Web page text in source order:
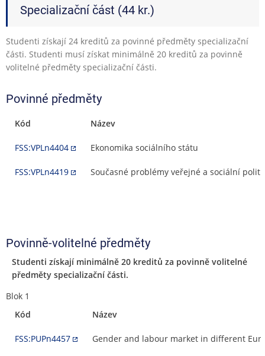
Specializační část (44 kr.)
Studenti získají 24 kreditů za povinné předměty specializační
části. Studenti musí získat minimálně 20 kreditů za povinně
volitelné předměty specializační části.
Povinné předměty
Kód Název
FSS:VPLn4404 Ekonomika sociálního státu
FSS:VPLn4419 Současné problémy veřejné a sociální
Povinně-volitelné předměty
Studenti získají minimálně 20 kreditů za povinně volitelné
předměty specializační části.
Blok 1
Kód
Název
FSS:PUPn4457 Gender and labour market in different